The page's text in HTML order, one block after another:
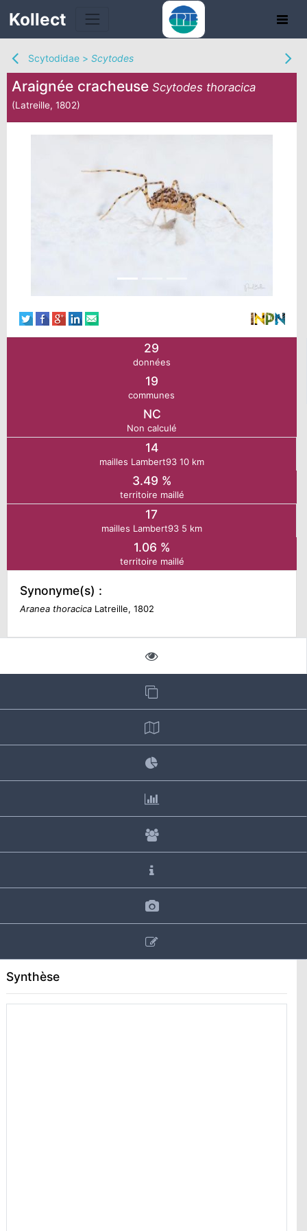
Kollect
Scytodidae > Scytodes
Araignée cracheuse Scytodes thoracica
(Latreille, 1802)
29
données
19
communes
NC
Non calculé
14
mailles Lambert93 10 km
3.49 %
territoire maillé
17
mailles Lambert93 5 km
1.06 %
territoire maillé
Synonyme(s) :
Aranea thoracicaLatreille, 1802
Synthèse